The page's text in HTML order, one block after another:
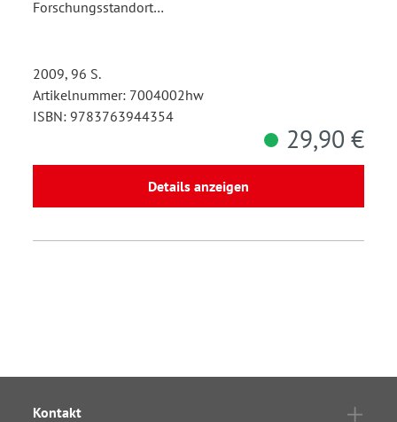
Forschungsstandort…
2009, 96 S.
Artikelnummer: 7004002hw
ISBN: 9783763944354
29,90 €
Details anzeigen
Kontakt